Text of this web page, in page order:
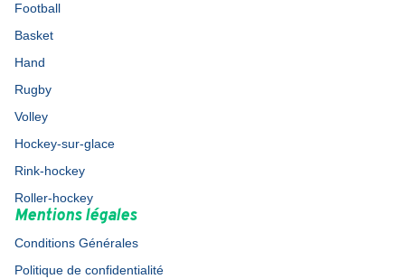
Football
Basket
Hand
Rugby
Volley
Hockey-sur-glace
Rink-hockey
Roller-hockey
Mentions légales
Conditions Générales
Politique de confidentialité